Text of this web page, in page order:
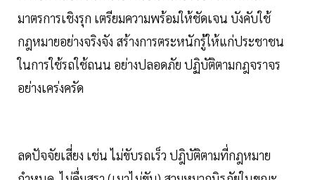
มาตรการเชิงรุก เตรียมความพร้อมให้ชัดเจน บังคับใช้
กฎหมายอย่างจริงจัง สร้างการตระหนักรู้ให้แก่ประชาชน
ในการใช้รถใช้ถนน อย่างปลอดภัย ปฏิบัติตามกฎจราจร
อย่างเคร่งครัด
ลดปัจจัยเสี่ยง เช่น ไม่ขับรถเร็ว ปฎิบัติตามที่กฎหมาย